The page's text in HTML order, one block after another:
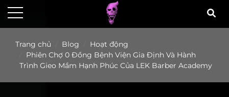
Trang chủ Blog
Hoạt động
Phiên Chợ 0 Đồng Bệnh Viện Gia Định Và Hành
Trình Gieo Mầm Hạnh Phúc Của LEK Barber Academy